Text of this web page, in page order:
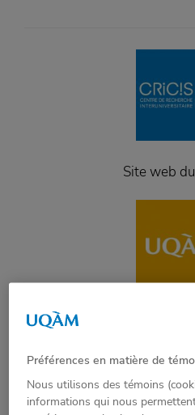
Site web
Préférences en matière de
Nous utilisons des témoins
informations qui nous